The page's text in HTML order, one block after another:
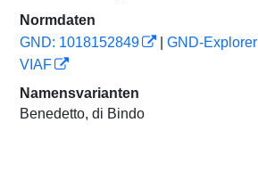
Normdaten
GND: 1018152849
GND-Explorer
VIAF
Namensvarianten
Benedetto, di Bindo